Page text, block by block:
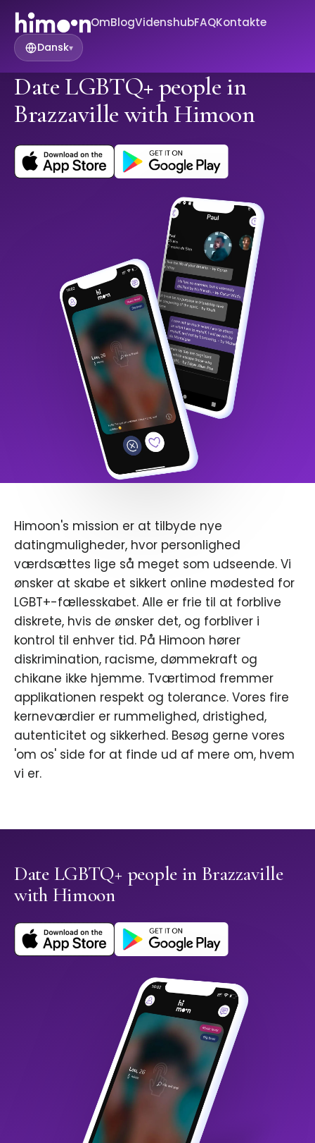
OmBlogVidenshubFAQKontakte
Dansk▾
Date LGBTQ+ people in
Brazzaville with Himoon
Himoon's mission er at tilbyde nye
datingmuligheder, hvor personlighed
værdsættes lige så meget som udseende. Vi
ønsker at skabe et sikkert online mødested for
LGBT+-fællesskabet. Alle er frie til at forblive
diskrete, hvis de ønsker det, og forbliver i
kontrol til enhver tid. På Himoon hører
diskrimination, racisme, dømmekraft og
chikane ikke hjemme. Tværtimod fremmer
applikationen respekt og tolerance. Vores fire
kerneværdier er rummelighed, dristighed,
autenticitet og sikkerhed. Besøg gerne vores
'om os' side for at finde ud af mere om, hvem
vi er.
Date LGBTQ+ people in Brazzaville
with Himoon